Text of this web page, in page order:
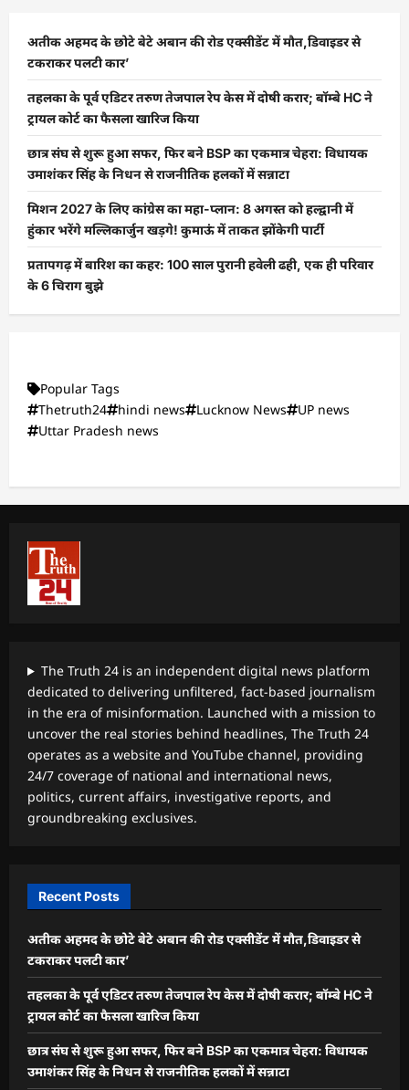
अतीक अहमद के छोटे बेटे अबान की रोड एक्सीडेंट में मौत,डिवाइडर से
टकराकर पलटी कार’
तहलका के पूर्व एडिटर तरुण तेजपाल रेप केस में दोषी करार; बॉम्बे HC ने
ट्रायल कोर्ट का फैसला खारिज किया
छात्र संघ से शुरू हुआ सफर, फिर बने BSP का एकमात्र चेहरा: विधायक
उमाशंकर सिंह के निधन से राजनीतिक हलकों में सन्नाटा
मिशन 2027 के लिए कांग्रेस का महा-प्लान: 8 अगस्त को हल्द्वानी में
हुंकार भरेंगे मल्लिकार्जुन खड़गे! कुमाऊं में ताकत झोंकेगी पार्टी
प्रतापगढ़ में बारिश का कहर: 100 साल पुरानी हवेली ढही, एक ही परिवार
के 6 चिराग बुझे
Popular Tags
Thetruth24
hindi news Lucknow News
UP news
Uttar Pradesh news
The Truth 24 is an independent digital news platform
dedicated to delivering unfiltered, fact-based journalism
in the era of misinformation. Launched with a mission to
uncover the real stories behind headlines, The Truth 24
operates as a website and YouTube channel, providing
24/7 coverage of national and international news,
politics, current affairs, investigative reports, and
groundbreaking exclusives.
Recent Posts
अतीक अहमद के छोटे बेटे अबान की रोड एक्सीडेंट में मौत,डिवाइडर से
टकराकर पलटी कार’
तहलका के पूर्व एडिटर तरुण तेजपाल रेप केस में दोषी करार; बॉम्बे HC ने
ट्रायल कोर्ट का फैसला खारिज किया
छात्र संघ से शुरू हुआ सफर, फिर बने BSP का एकमात्र चेहरा: विधायक
उमाशंकर सिंह के निधन से राजनीतिक हलकों में सन्नाटा